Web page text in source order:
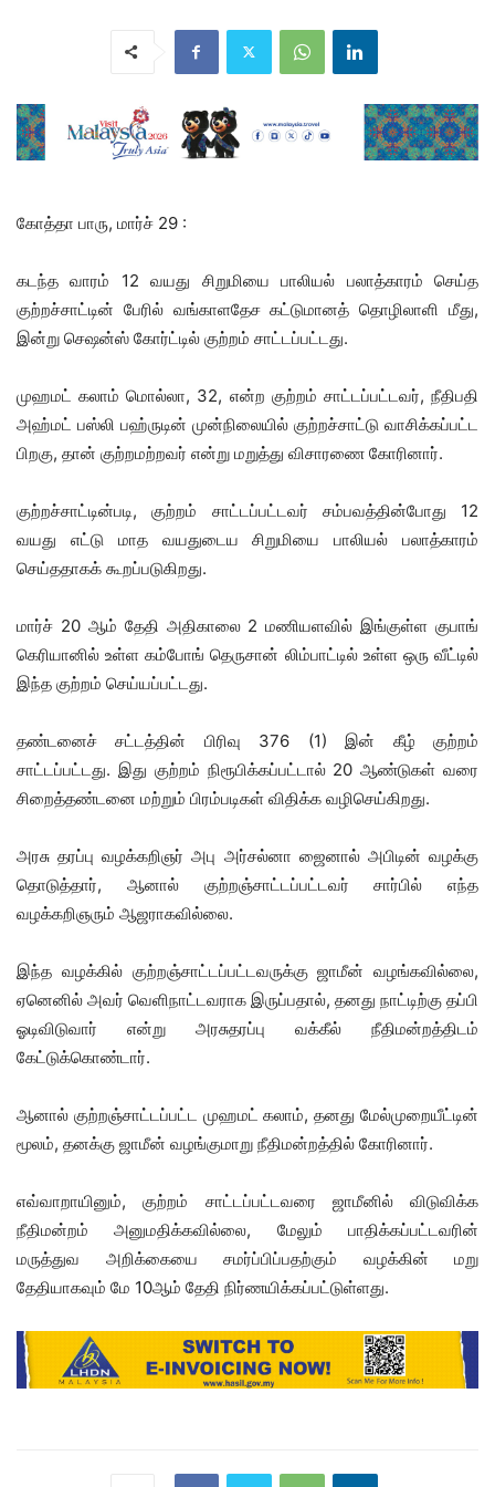
கோத்தா பாரு, மார்ச் 29 :
கடந்த வாரம் 12 வயது சிறுமியை பாலியல் பலாத்காரம் செய்த
குற்றச்சாட்டின் பேரில் வங்காளதேச கட்டுமானத் தொழிலாளி மீது,
இன்று செஷன்ஸ் கோர்ட்டில் குற்றம் சாட்டப்பட்டது.
முஹமட் கலாம் மொல்லா, 32, என்ற குற்றம் சாட்டப்பட்டவர், நீதிபதி
அஹ்மட் பஸ்லி பஹ்ருடின் முன்நிலையில் குற்றச்சாட்டு வாசிக்கப்பட்ட
பிறகு, தான் குற்றமற்றவர் என்று மறுத்து விசாரணை கோரினார்.
குற்றச்சாட்டின்படி, குற்றம் சாட்டப்பட்டவர் சம்பவத்தின்போது 12
வயது எட்டு மாத வயதுடைய சிறுமியை பாலியல் பலாத்காரம்
செய்ததாகக் கூறப்படுகிறது.
மார்ச் 20 ஆம் தேதி அதிகாலை 2 மணியளவில் இங்குள்ள குபாங்
கெரியானில் உள்ள கம்போங் தெருசான் லிம்பாட்டில் உள்ள ஒரு வீட்டில்
இந்த குற்றம் செய்யப்பட்டது.
தண்டனைச் சட்டத்தின் பிரிவு 376 (1) இன் கீழ் குற்றம்
சாட்டப்பட்டது. இது குற்றம் நிரூபிக்கப்பட்டால் 20 ஆண்டுகள் வரை
சிறைத்தண்டனை மற்றும் பிரம்படிகள் விதிக்க வழிசெய்கிறது.
அரசு தரப்பு வழக்கறிஞர் அபு அர்சல்னா ஜைனால் அபிடின் வழக்கு
தொடுத்தார், ஆனால் குற்றஞ்சாட்டப்பட்டவர் சார்பில் எந்த
வழக்கறிஞரும் ஆஜராகவில்லை.
இந்த வழக்கில் குற்றஞ்சாட்டப்பட்டவருக்கு ஜாமீன் வழங்கவில்லை,
ஏனெனில் அவர் வெளிநாட்டவராக இருப்பதால், தனது நாட்டிற்கு தப்பி
ஓடிவிடுவார் என்று அரசுதரப்பு வக்கீல் நீதிமன்றத்திடம்
கேட்டுக்கொண்டார்.
ஆனால் குற்றஞ்சாட்டப்பட்ட முஹமட் கலாம், தனது மேல்முறையீட்டின்
மூலம், தனக்கு ஜாமீன் வழங்குமாறு நீதிமன்றத்தில் கோரினார்.
எவ்வாறாயினும், குற்றம் சாட்டப்பட்டவரை ஜாமீனில் விடுவிக்க
நீதிமன்றம் அனுமதிக்கவில்லை, மேலும் பாதிக்கப்பட்டவரின்
மருத்துவ அறிக்கையை சமர்ப்பிப்பதற்கும் வழக்கின் மறு
தேதியாகவும் மே 10ஆம் தேதி நிர்ணயிக்கப்பட்டுள்ளது.